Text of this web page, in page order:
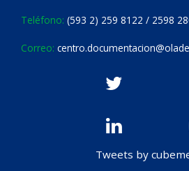
Teléfono: (593 2) 259 8122 / 2598
Correo:
Tweets by